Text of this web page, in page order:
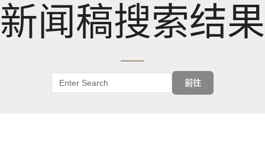
新闻稿搜索结果
前往